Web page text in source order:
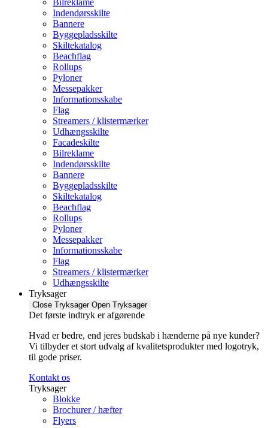
Indendørsskilte
Bannere
Byggepladsskilte
Skiltekatalog
Beachflag
Rollups
Pyloner
Messepakker
Informationsskabe
Flag
Streamers / klistermærker
Udhængsskilte
Facadeskilte
Bilreklame
Indendørsskilte
Bannere
Byggepladsskilte
Skiltekatalog
Beachflag
Rollups
Pyloner
Messepakker
Informationsskabe
Flag
Streamers / klistermærker
Udhængsskilte
Tryksager
Close Tryksager Open Tryksager
Det første indtryk er afgørende
Hvad er bedre, end jeres budskab i hænderne på nye kunder?
Vi tilbyder et stort udvalg af kvalitetsprodukter med logotryk,
til gode priser.
Kontakt os
Tryksager
Blokke
Brochurer / hæfter
Flyers